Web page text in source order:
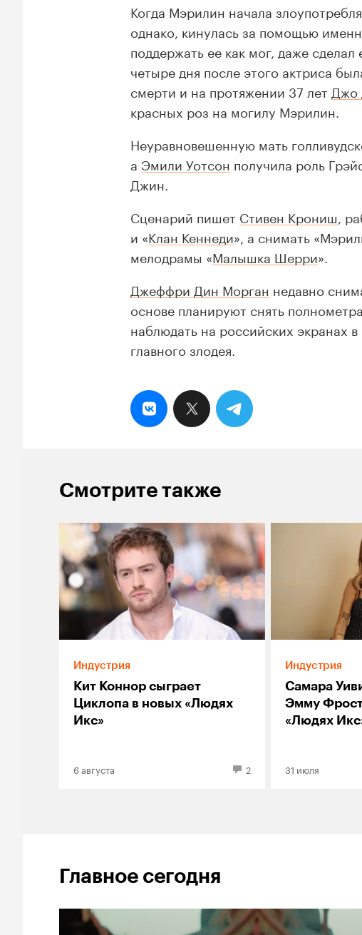
Когда Мэрилин начала
однако, кинулась за помощью
поддержать ее как мог, даже
четыре дня после этого актриса
смерти и на протяжении 37 лет Джо
красных роз на могилу Мэрилин.
Неуравновешенную мать
а Эмили Уотсон получила роль
Джин.
Сценарий пишет Стивен Крониш ,
и «Клан Кеннеди», а снимать
мелодрамы «Малышка Шерри».
Джеффри Дин Морган недавно
основе планируют снять
наблюдать на российских экранах в
главного злодея.
Смотрите также
Индустрия
Кит Коннор сыграет
Циклопа в новых «Людях
Икс»
6 августа 2
Индустрия
Самара
Эмму
«Людях
31 июля
Главное сегодня